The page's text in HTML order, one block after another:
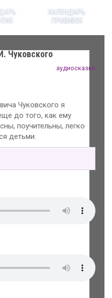
КАЛЕНДАРЬ
ПРИВИВОК
Чуковского
аудиосказки
Чуковского я
до того, как ему
поучительны, легко
детьми.